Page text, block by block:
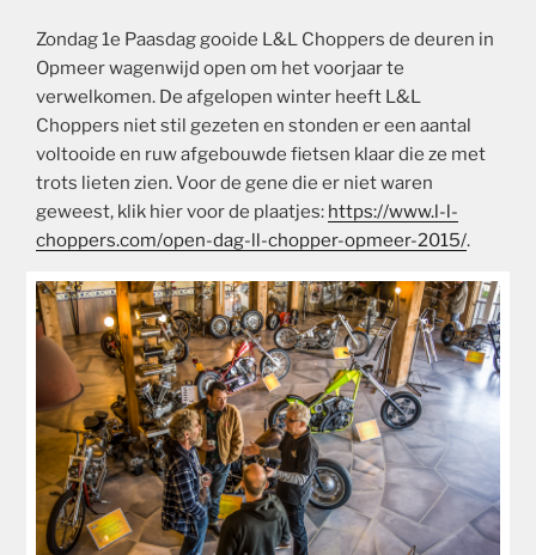
Zondag 1e Paasdag gooide L&L Choppers de deuren in
Opmeer wagenwijd open om het voorjaar te
verwelkomen. De afgelopen winter heeft L&L
Choppers niet stil gezeten en stonden er een aantal
voltooide en ruw afgebouwde fietsen klaar die ze met
trots lieten zien. Voor de gene die er niet waren
geweest, klik hier voor de plaatjes: https://www.l-l-
choppers.com/open-dag-ll-chopper-opmeer-2015/.